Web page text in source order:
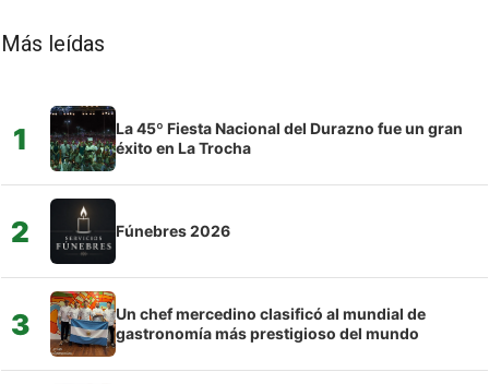
Más leídas
1
La 45º Fiesta Nacional del Durazno fue un gran
éxito en La Trocha
2 Fúnebres 2026
3
Un chef mercedino clasificó al mundial de
gastronomía más prestigioso del mundo